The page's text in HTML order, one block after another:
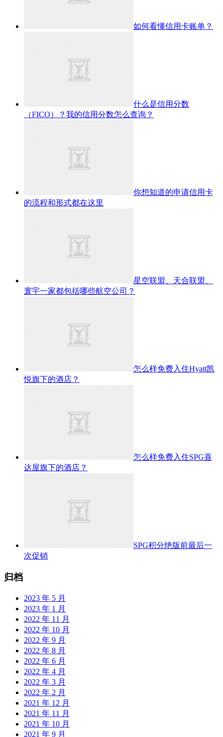
如何看懂信用卡账单？
什么是信用分数
（FICO）？我的信用分数怎么查询？
你想知道的申请信用卡
的流程和形式都在这里
星空联盟、天合联盟、
寰宇一家都包括哪些航空公司？
怎么样免费入住Hyatt凯
悦旗下的酒店？
怎么样免费入住SPG喜
达屋旗下的酒店？
SPG积分绝版前最后一
次促销
归档
2023 年 5 月
2023 年 1 月
2022 年 11 月
2022 年 10 月
2022 年 9 月
2022 年 8 月
2022 年 6 月
2022 年 4 月
2022 年 3 月
2022 年 2 月
2021 年 12 月
2021 年 11 月
2021 年 10 月
2021 年 9 月